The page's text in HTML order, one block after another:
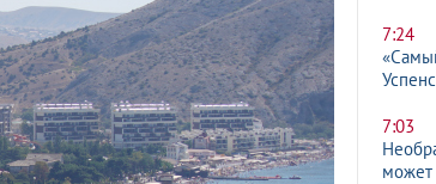
7:24
7:03
может